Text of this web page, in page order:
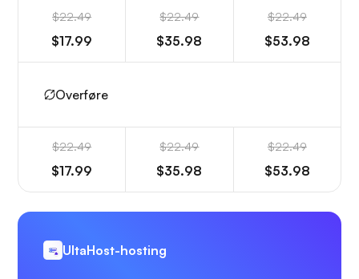
$22.49
$17.99
$22.49
$35.98
$22.49
$53.98
Overføre
$22.49
$17.99
$22.49
$35.98
$22.49
$53.98
UltaHost-hosting